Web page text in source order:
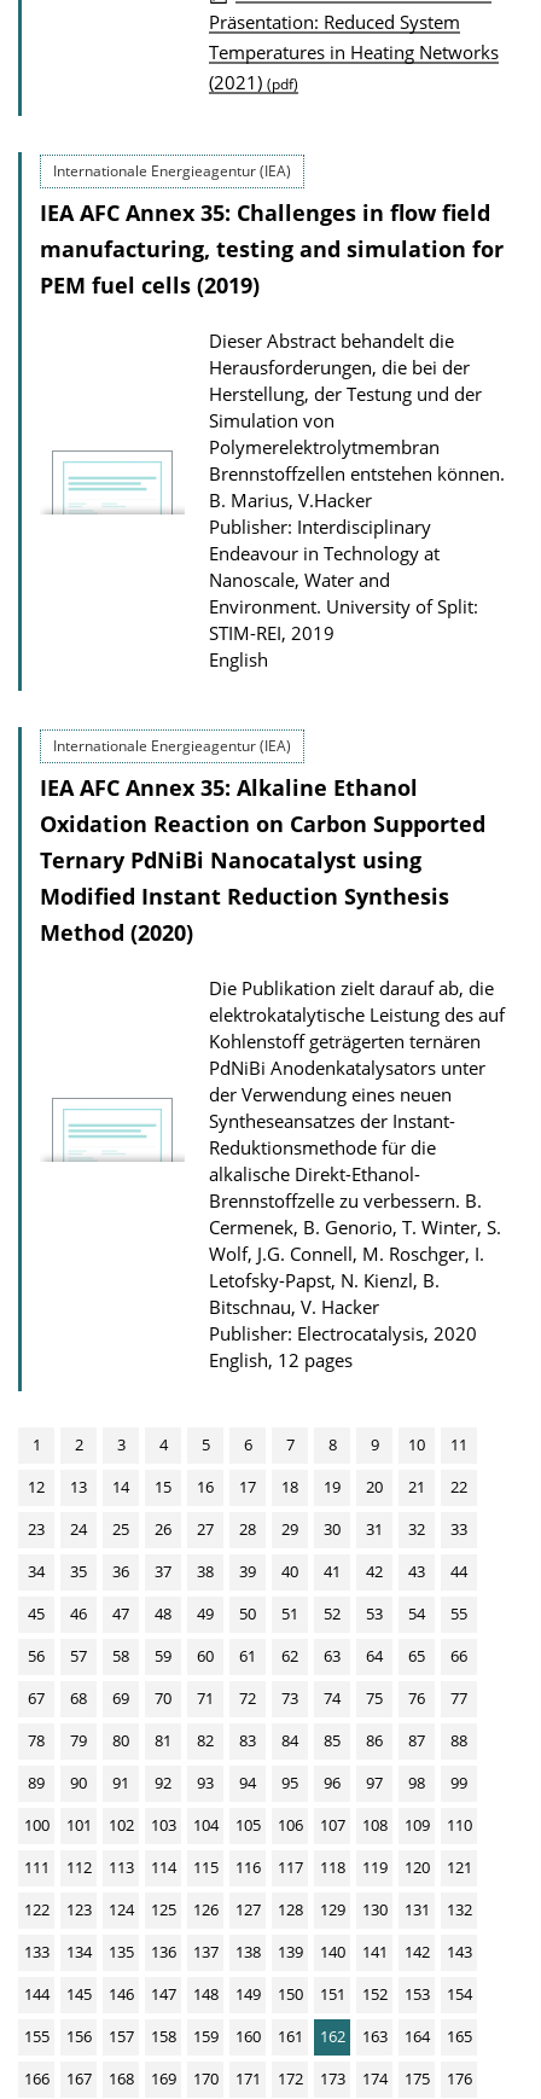
P
u
b
i
c
a
i
n
D
o
w
n
l
o
a
d
s
Präsentation: Reduced System
Temperatures in Heating Networks
(2021) (pdf)
Internationale Energieagentur (IEA)
IEA AFC Annex 35: Challenges in flow field
manufacturing, testing and simulation for
PEM fuel cells (2019)
Dieser Abstract behandelt die
Herausforderungen, die bei der
Herstellung, der Testung und der
Simulation von
Polymerelektrolytmembran
Brennstoffzellen entstehen können.
B. Marius, V.Hacker
Publisher: Interdisciplinary
Endeavour in Technology at
Nanoscale, Water and
Environment. University of Split:
STIM-REI, 2019
English
Internationale Energieagentur (IEA)
IEA AFC Annex 35: Alkaline Ethanol
Oxidation Reaction on Carbon Supported
Ternary PdNiBi Nanocatalyst using
Modified Instant Reduction Synthesis
Method (2020)
Die Publikation zielt darauf ab, die
elektrokatalytische Leistung des auf
Kohlenstoff geträgerten ternären
PdNiBi Anodenkatalysators unter
der Verwendung eines neuen
Syntheseansatzes der Instant-
Reduktionsmethode für die
alkalische Direkt-Ethanol-
Brennstoffzelle zu verbessern. B.
Cermenek, B. Genorio, T. Winter, S.
Wolf, J.G. Connell, M. Roschger, I.
Letofsky-Papst, N. Kienzl, B.
Bitschnau, V. Hacker
Publisher: Electrocatalysis, 2020
English, 12 pages
1 2 3 4 5 6 7 8 9 10
11
12
13 14 15 16 17 18 19 20 21
22
23
24 25 26 27 28 29 30 31 32
33
34
35 36 37 38 39 40 41 42 43
44
45
46 47 48 49 50 51 52 53 54
55
56
57 58 59 60 61 62 63 64 65
66
67
68 69 70 71 72 73 74 75 76
77
78
79 80 81 82 83 84 85 86 87
88
89
90 91 92 93 94 95 96 97 98
99
100
101 102 103 104 105 106 107 108 109
110
111
112 113 114 115 116 117 118 119 120
121
122
123 124 125 126 127 128 129 130 131
132
133
134 135 136 137 138 139 140 141 142
143
144
145 146 147 148 149 150 151 152 153
154
155
156 157 158 159 160 161 162 163 164
165
166
167 168 169 170 171 172 173 174 175
176